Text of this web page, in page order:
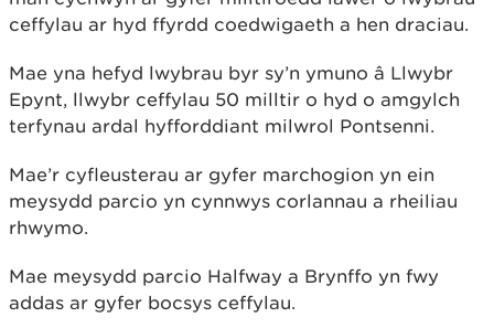
ceffylau ar hyd ffyrdd coedwigaeth a hen draciau.
Mae yna hefyd lwybrau byr sy’n ymuno â Llwybr
Epynt, llwybr ceffylau 50 milltir o hyd o amgylch
terfynau ardal hyfforddiant milwrol Pontsenni.
Mae’r cyfleusterau ar gyfer marchogion yn ein
meysydd parcio yn cynnwys corlannau a rheiliau
rhwymo.
Mae meysydd parcio Halfway a Brynffo yn fwy
addas ar gyfer bocsys ceffylau.